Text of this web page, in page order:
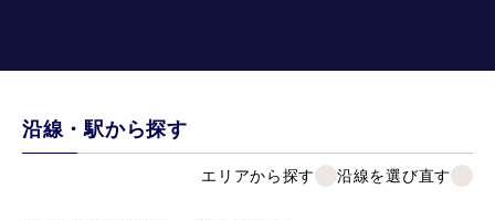
沿線・駅から探す
エリアから探す 沿線を選び直す